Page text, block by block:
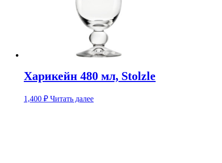
Харикейн 480 мл, Stolzle
1,400 ₽ Читать далее